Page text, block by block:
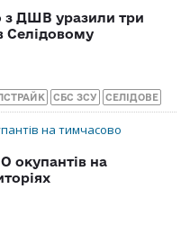
з ДШВ уразили три
Селідовому
СБС ЗСУ СЕЛІДОВЕ
окупантів на